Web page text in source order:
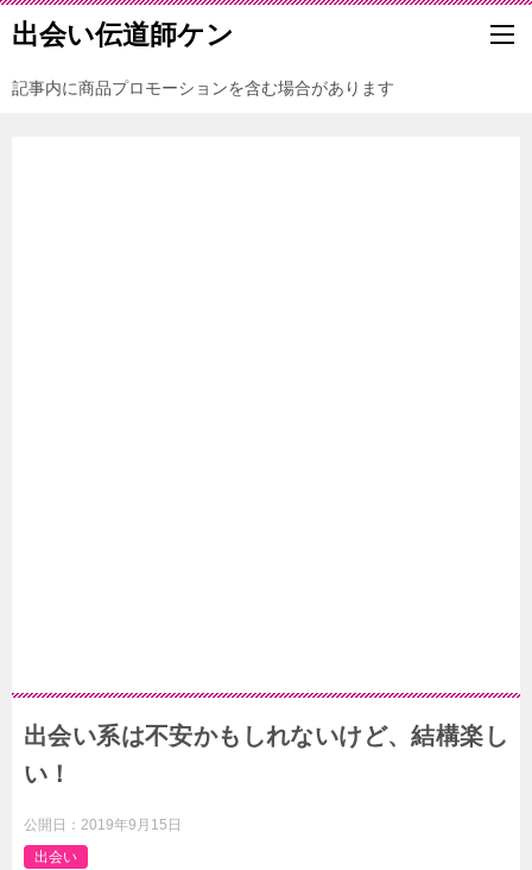
出会い伝道師ケン
記事内に商品プロモーションを含む場合があります
出会い系は不安かもしれないけど、結構楽し
い！
公開日： 2019年9月15日
出会い